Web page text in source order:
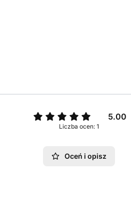
5.00
Liczba ocen: 1
Oceń i opisz